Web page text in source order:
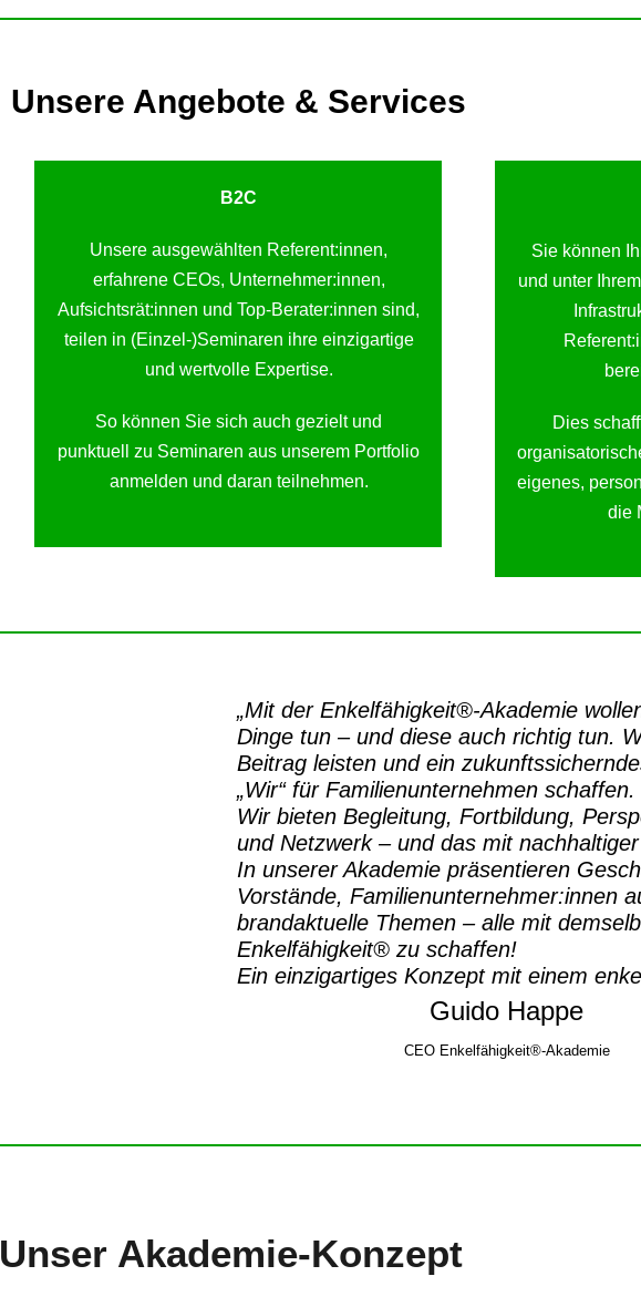
Unsere Angebote & Services
B2C
Unsere ausgewählten Referent:innen,
erfahrene CEOs, Unternehmer:innen,
Aufsichtsrät:innen und Top-Berater:innen sind,
teilen in (Einzel-)Seminaren ihre einzigartige
und wertvolle Expertise.
So können Sie sich auch gezielt und
punktuell zu Seminaren aus unserem Portfolio
anmelden und daran teilnehmen.
Sie können
und unter
Dies
eigenes,
die
„Mit der Enkelfähigkeit®-Akademie
Dinge tun – und diese auch richtig tun.
Beitrag leisten und ein
„Wir“ für Familienunternehmen schaffen.
Wir bieten Begleitung, Fortbildung,
und Netzwerk – und das mit
In unserer Akademie präsentieren
Vorstände, Familienunternehmer:innen
brandaktuelle Themen – alle mit
Enkelfähigkeit® zu schaffen!
Ein einzigartiges Konzept mit einem
Guido Happe
CEO Enkelfähigkeit®-Akademie
Unser Akademie-Konzept